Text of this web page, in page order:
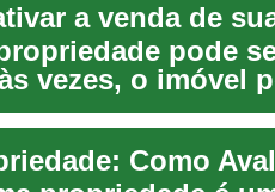
pode
vezes, o imóvel
do que...